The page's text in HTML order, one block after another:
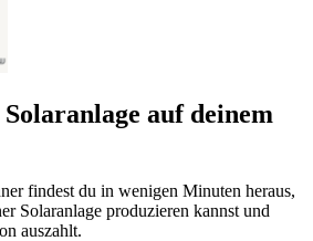
auf deinem
findest du in wenigen Minuten heraus,
Solaranlage produzieren kannst und
auszahlt.